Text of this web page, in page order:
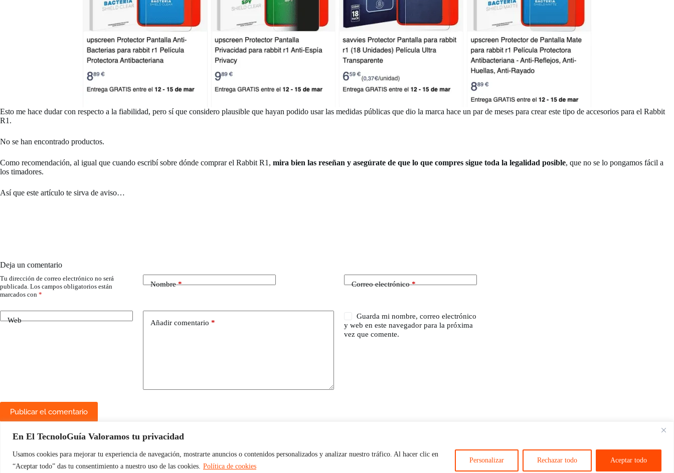
En El TecnoloGuía Valoramos tu privacidad
Usamos cookies para mejorar tu experiencia de navegación, mostrarte anuncios o contenidos personalizados y analizar nuestro tráfico. Al hacer clic en
“Aceptar todo” das tu consentimiento a nuestro uso de las cookies. Política de cookies
Personalizar Rechazar todo Aceptar todo
Esto me hace dudar con respecto a la fiabilidad, pero sí que considero plausible que hayan podido usar las medidas públicas que dio la marca hace un par de meses para crear este tipo de accesorios para el Rabbit
R1.
No se han encontrado productos.
Como recomendación, al igual que cuando escribí sobre dónde comprar el Rabbit R1, mira bien las reseñan y asegúrate de que lo que compres sigue toda la legalidad posible, que no se lo pongamos fácil a
los timadores.
Así que este artículo te sirva de aviso…
Deja un comentario
Tu dirección de correo electrónico no será
publicada. Los campos obligatorios están
marcados con *
Nombre* Correo electrónico*
Web Añadir comentario *
Guarda mi nombre, correo electrónico
y web en este navegador para la próxima
vez que comente.
Publicar el comentario